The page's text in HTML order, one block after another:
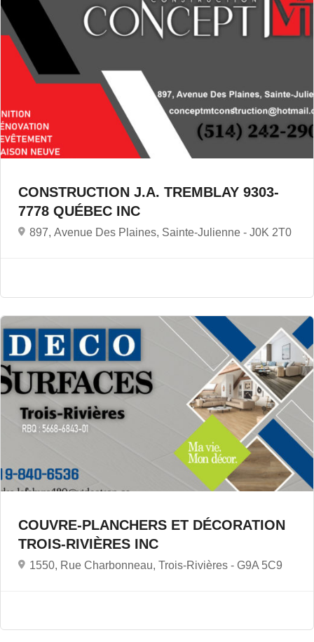
CONSTRUCTION J.A. TREMBLAY 9303-
7778 QUÉBEC INC
897, Avenue Des Plaines, Sainte-Julienne - J0K 2T0
COUVRE-PLANCHERS ET DÉCORATION
TROIS-RIVIÈRES INC
1550, Rue Charbonneau, Trois-Rivières - G9A 5C9